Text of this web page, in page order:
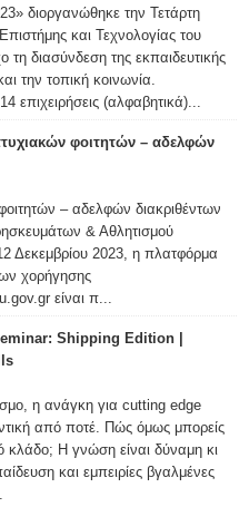
διοργανώθηκε την Τετάρτη
και Τεχνολογίας του
διασύνδεση της εκπαιδευτικής
την τοπική κοινωνία.
επιχειρήσεις (αλφαβητικά)...
φοιτητών – αδελφών
– αδελφών διακριθέντων
& Αθλητισμού
Δεκεμβρίου 2023, η πλατφόρμα
χορήγησης
είναι π...
Shipping Edition |
η ανάγκη για cutting edge
από ποτέ. Πώς όμως μπορείς
κλάδο; Η γνώση είναι δύναμη κι
και εμπειρίες βγαλμένες